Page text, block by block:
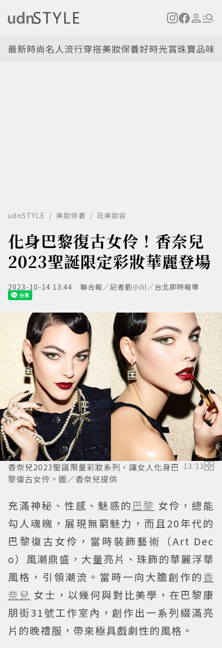
最新時尚名人流行穿搭美妝保養好時光賞珠寶品味
udnSTYLE 美妝保養 玩美妝容
化身巴黎復古女伶！香奈兒
2023聖誕限定彩妝華麗登場
2023-10-14 13:44 聯合報／記者劉小川／台北即時報導
香奈兒2023聖誕限量彩妝系列，讓女人化身巴
黎復古女伶。圖／香奈兒提供
13 /13
充滿神秘、性感、魅惑的 巴黎 女伶，總能
勾人魂魄，展現無窮魅力，而且20年代的
巴黎復古女伶，當時裝飾藝術（Art Dec
o）風潮鼎盛，大量亮片、珠飾的華麗浮華
風格，引領潮流。當時一向大膽創作的香
奈兒 女士，以幾何與對比美學，在巴黎康
朋街31號工作室內，創作出一系列綴滿亮
片的晚禮服，帶來極具戲劇性的風格。